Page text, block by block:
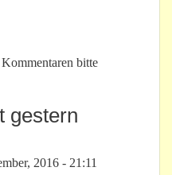
Lieber Leser!
bitte
gestern
2016 - 21:11